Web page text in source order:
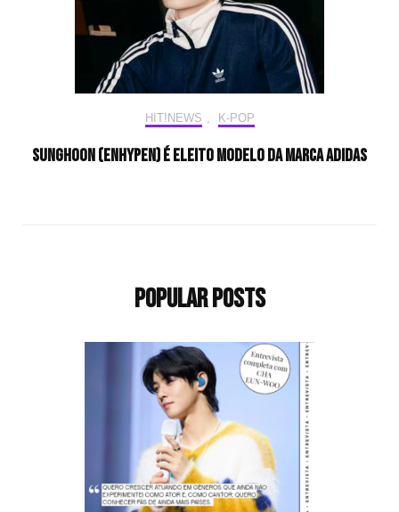
HIT!NEWS , K-POP
SUNGHOON (ENHYPEN) é eleito modelo da marca Adidas
Popular Posts